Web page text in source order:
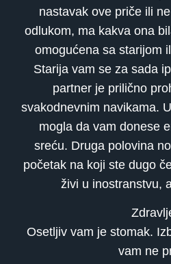
nastavak ove priče ili
odlukom, ma kakva ona
omogućena sa starijom
Starija vam se za sada
partner je prilično
svakodnevnim navikama.
mogla da vam donese
sreću. Druga polovina
početak na koji ste dugo
živi u inostranstvu,
Osetljiv vam je stomak.
vam ne